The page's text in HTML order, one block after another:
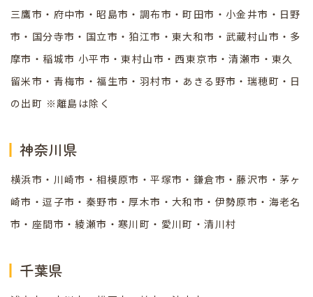
三鷹市・府中市・昭島市・調布市・町田市・小金井市・日野
市・国分寺市・国立市・狛江市・東大和市・武蔵村山市・多
摩市・稲城市 小平市・東村山市・西東京市・清瀬市・東久
留米市・青梅市・福生市・羽村市・あきる野市・瑞穂町・日
の出町 ※離島は除く
神奈川県
横浜市・川崎市・相模原市・平塚市・鎌倉市・藤沢市・茅ヶ
崎市・逗子市・秦野市・厚木市・大和市・伊勢原市・海老名
市・座間市・綾瀬市・寒川町・愛川町・清川村
千葉県